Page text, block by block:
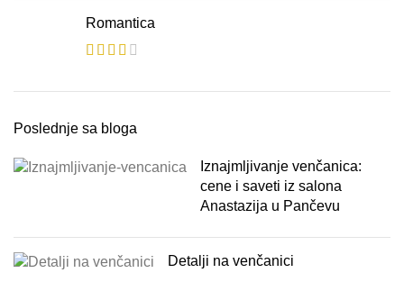
Romantica
Poslednje sa bloga
Iznajmljivanje venčanica:
cene i saveti iz salona
Anastazija u Pančevu
Detalji na venčanici